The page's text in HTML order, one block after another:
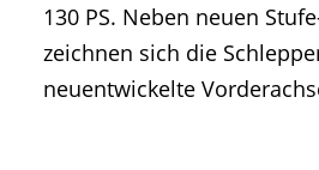
130 PS. Neben neuen
zeichnen sich die
neuentwickelte